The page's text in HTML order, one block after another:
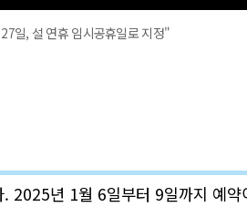
일, 설 연휴 임시공휴일로 지정"
2025년 1월 6일부터 9일까지 예